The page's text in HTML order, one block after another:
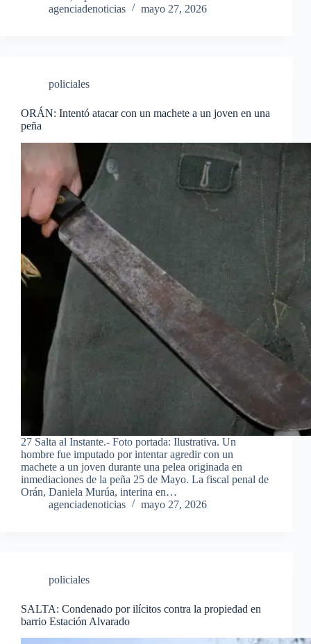
agenciadenoticias
mayo 27, 2026
policiales
ORÁN: Intentó atacar con un machete a un joven en una
peña
27 Salta al Instante.- Foto portada: Ilustrativa. Un
hombre fue imputado por intentar agredir con un
machete a un joven durante una pelea originada en
inmediaciones de la peña 25 de Mayo. La fiscal penal de
Orán, Daniela Murúa, interina en…
agenciadenoticias
mayo 27, 2026
policiales
SALTA: Condenado por ilícitos contra la propiedad en
barrio Estación Alvarado